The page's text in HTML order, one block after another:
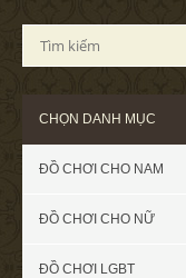
CHỌN DANH MỤC
ĐỒ CHƠI CHO NAM
ĐỒ CHƠI CHO NỮ
ĐỒ CHƠI LGBT